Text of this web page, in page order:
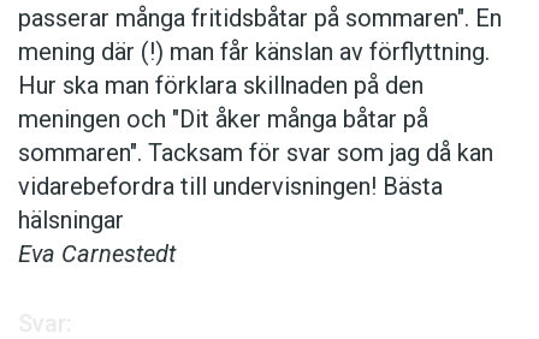
Anmäl till språkpolisen
Föreslå nyord
Annonsera
Prenumerera
Läs Språktidningen digitalt
Press
passerar många fritidsbåtar på sommaren". En
mening där (!) man får känslan av förflyttning.
Hur ska man förklara skillnaden på den
meningen och "Dit åker många båtar på
sommaren". Tacksam för svar som jag då kan
vidarebefordra till undervisningen! Bästa
hälsningar
Eva Carnestedt